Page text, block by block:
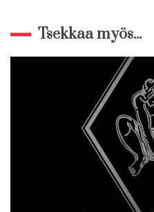
Tsekkaa myös...